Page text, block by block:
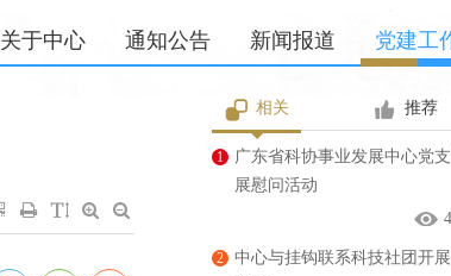
关于中心 通知公告 新闻报道 党建工
相关 推荐
1
广东省科协事业发展中心党
展慰问活动
2
中心与挂钩联系科技社团开